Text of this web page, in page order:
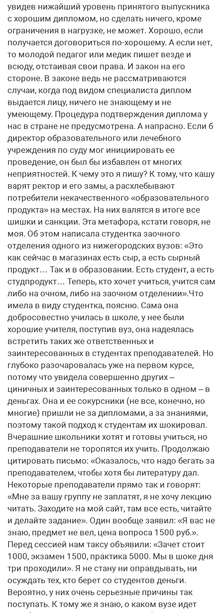
увидев нижайший уровень принятого выпускника
с хорошим дипломом, но сделать ничего, кроме
ограничения в нагрузке, не может. Хорошо, если
получается договориться по-хорошему. А если нет,
то молодой педагог или медик пишет везде и
всюду, отстаивая свои права. И закон на его
стороне. В законе ведь не рассматриваются
случаи, когда под видом специалиста диплом
выдается лицу, ничего не знающему и не
умеющему. Процедура подтверждения диплома у
нас в стране не предусмотрена. А напрасно. Если б
директор образовательного или лечебного
учреждения по суду мог инициировать ее
проведение, он был бы избавлен от многих
неприятностей. К чему это я пишу? К тому, что кашу
варят ректор и его замы, а расхлебывают
потребители некачественного «образовательного
продукта» на местах. На них валятся в итоге все
шишки и санкции. Эта метафора, кстати говоря, не
моя. Об этом написала студентка заочного
отделения одного из нижегородских вузов: «Это
как сейчас в магазинах есть сыр, а есть сырный
продукт… Так и в образовании. Есть студент, а есть
студпродукт… Теперь, кто хочет учиться, учится сам
либо на очном, либо на заочном отделении».Что
имела в виду студентка, поясню. Сама она
добросовестно училась в школе, у нее были
хорошие учителя, поступив вуз, она надеялась
встретить таких же ответственных и
заинтересованных в студентах преподавателей. Но
глубоко разочаровалась уже на первом курсе,
потому что увидела совершенно других –
циничных и заинтересованных только в одном – в
деньгах. Она и ее сокурсники (не все, конечно, но
многие) пришли не за дипломами, а за знаниями,
поэтому такой подход к студентам их шокировал.
Вчерашние школьники хотят и готовы учиться, но
преподаватели не торопятся их учить. Продолжаю
цитировать письмо: «Оказалось, что надо бегать за
преподавателем, чтобы хотя бы литературу дал.
Некоторые преподаватели прямо так и говорят:
«Мне за вашу группу не заплатят, я не хочу лекцию
читать. Заходите на мой сайт, там все есть, читайте
и делайте задание». Один вообще заявил: «Я вас не
знаю, предмет не вел, цена вопроса 1500 руб.».
Перед сессией нам таксу объявили: «Зачет стоит
1000, экзамен 1500, практика 5000. Мы в шоке дня
три проходили». Я не стану ни оправдывать, ни
осуждать тех, кто берет со студентов деньги.
Вероятно, у них очень серьезные причины так
поступать. К тому же я знаю, о каком вузе идет